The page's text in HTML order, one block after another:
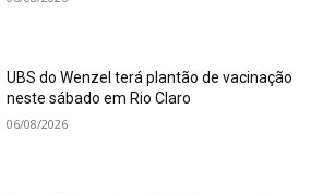
UBS do Wenzel terá plantão de vacinação
neste sábado em Rio Claro
06/08/2026